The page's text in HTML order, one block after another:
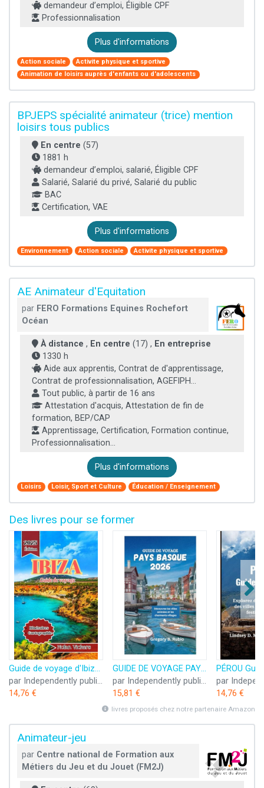
demandeur d’emploi, Éligible CPF
Professionnalisation
Plus d'informations
Action sociale
Activite physique et sportive
Animation de loisirs auprès d'enfants ou d'adolescents
BPJEPS spécialité animateur (trice) mention
loisirs tous publics
En centre (57)
1881 h
demandeur d’emploi, salarié, Éligible CPF
Salarié, Salarié du privé, Salarié du public
BAC
Certification, VAE
Plus d'informations
Environnement Action sociale Activite physique et sportive
AE Animateur d'Equitation
par FERO Formations Equines Rochefort
Océan
À distance , En centre (17) , En entreprise
1330 h
Aide aux apprentis, Contrat de d'apprentissage,
Contrat de professionnalisation, AGEFIPH...
Tout public, à partir de 16 ans
Attestation d'acquis, Attestation de fin de
formation, BEP/CAP
Apprentissage, Certification, Formation continue,
Professionnalisation...
Plus d'informations
Loisirs Loisir, Sport et Culture Éducation / Enseignement
Des livres pour se former
Guide de voyage d'Ibiza 2025-2026: Découvrez des rivages ensoleillés, des villages anciens et une vie insulaire animée
par Independently published
14,76 €
GUIDE DE VOYAGE PAYS BASQUE 2026: Découvrez les villes animées et les charmants villages
par Independently published
15,81 €
14,76 €
livres proposés chez notre partenaire Amazon
Animateur-jeu
par Centre national de Formation aux
Métiers du Jeu et du Jouet (FM2J)